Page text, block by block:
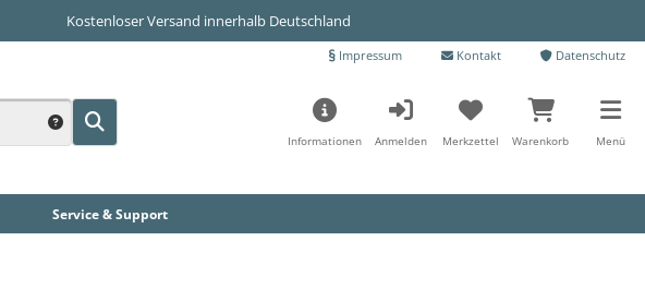
Kostenloser Versand innerhalb Deutschland
Impressum Kontakt Datenschutz
Menü
Informationen Anmelden Merkzettel Warenkorb
Service & Support